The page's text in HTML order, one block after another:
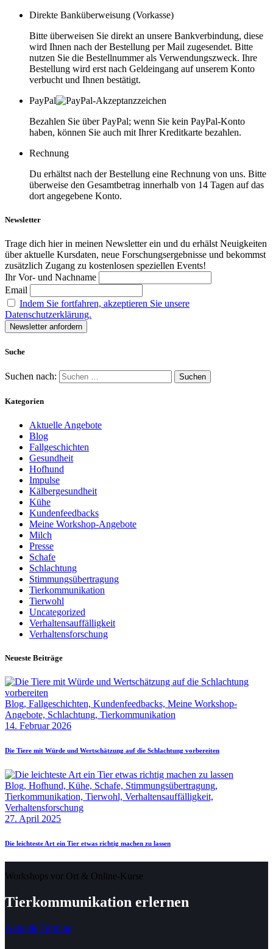
Direkte Banküberweisung (Vorkasse)
Bitte überweisen Sie direkt an unsere Bankverbindung, diese
wird Ihnen nach der Bestellung per Mail zugesendet. Bitte
nutzen Sie die Bestellnummer als Verwendungszweck. Ihre
Bestellung wird erst nach Geldeingang auf unserem Konto
verbucht und Ihnen bestätigt.
PayPal
Bezahlen Sie über PayPal; wenn Sie kein PayPal-Konto
haben, können Sie auch mit Ihrer Kreditkarte bezahlen.
Rechnung
Du erhältst nach der Bestellung eine Rechnung von uns. Bitte
überweise den Gesamtbetrag innerhalb von 14 Tagen auf das
dort angegebene Konto.
Newsletter
Trage dich hier in meinen Newsletter ein und du erhälst Neuigkeiten
über aktuelle Kursdaten, neue Forschungsergebnisse und bekommst
zusätzlich Zugang zu kostenlosen speziellen Events!
Ihr Vor- und Nachname
Email
Indem Sie fortfahren, akzeptieren Sie unsere
Datenschutzerklärung.
Suche
Suchen nach:
Kategorien
Aktuelle Angebote
Blog
Fallgeschichten
Gesundheit
Hofhund
Impulse
Kälbergesundheit
Kühe
Kundenfeedbacks
Meine Workshop-Angebote
Milch
Presse
Schafe
Schlachtung
Stimmungsübertragung
Tierkommunikation
Tierwohl
Uncategorized
Verhaltensauffälligkeit
Verhaltensforschung
Neueste Beiträge
Blog, Fallgeschichten, Kundenfeedbacks, Meine Workshop-
Angebote, Schlachtung, Tierkommunikation
14. Februar 2026
Die Tiere mit Würde und Wertschätzung auf die Schlachtung vorbereiten
Blog, Hofhund, Kühe, Schafe, Stimmungsübertragung,
Tierkommunikation, Tierwohl, Verhaltensauffälligkeit,
Verhaltensforschung
27. April 2025
Die leichteste Art ein Tier etwas richtig machen zu lassen
Workshops vor Ort & Online-Kurse
Tierkommunikation erlernen
Aktuelle Termine